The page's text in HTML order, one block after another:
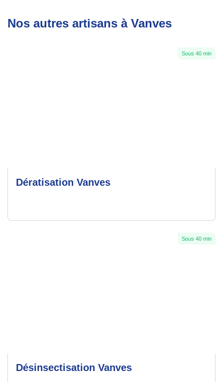
Nos autres artisans à Vanves
Sous 40 min
Dératisation Vanves
Sous 40 min
Désinsectisation Vanves